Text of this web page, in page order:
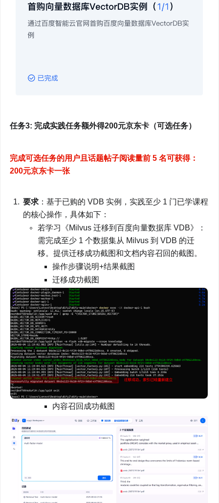
任务3: 完成实践任务额外得200元京东卡（可选任务）
完成可选任务的用户且话题帖子阅读量前 5 名可获得：
200元京东卡一张
要求 ：基于已购的 VDB 实例，实践至少 1 门已学课程
的核心操作，具体如下：
若学习《Milvus 迁移到百度向量数据库 VDB》：
需完成至少 1 个数据集从 Milvus 到 VDB 的迁
移。提供迁移成功截图和文档内容召回的截图。
操作步骤说明+结果截图
迁移成功截图
内容召回成功截图